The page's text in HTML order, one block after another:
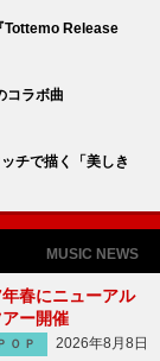
Tottemo Release
コラボ曲
チで描く「美しき
MUSIC NEWS
春にニューアル
ー開催
ＯＰ 2026年8月8日